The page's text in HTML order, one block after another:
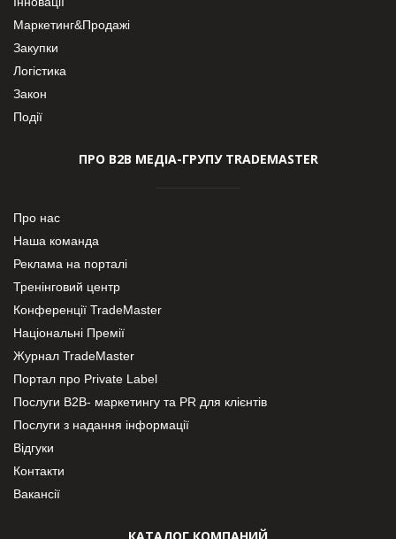
Маркетинг&Продажі
Закупки
Логістика
Закон
Події
ПРО В2В МЕДІА-ГРУПУ TRADEMASTER
Про нас
Наша команда
Реклама на порталі
Тренінговий центр
Конференції TradeMaster
Національні Премії
Журнал TradeMaster
Портал про Private Label
Послуги В2В- маркетингу та PR для клієнтів
Послуги з надання інформації
Відгуки
Контакти
Вакансії
КАТАЛОГ КОМПАНИЙ